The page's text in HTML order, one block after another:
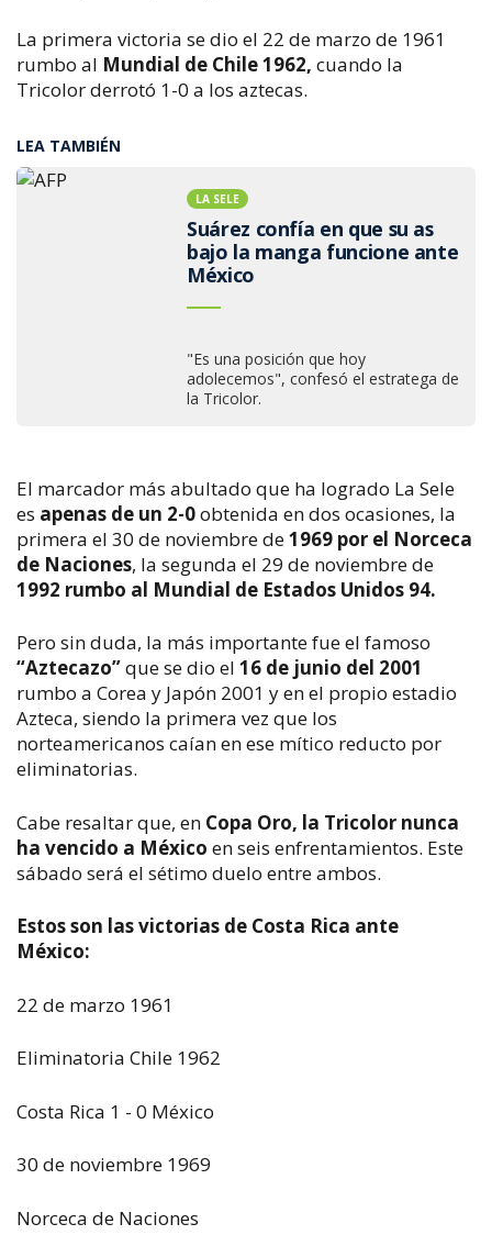
La primera victoria se dio el 22 de marzo de 1961
rumbo al Mundial de Chile 1962, cuando la
Tricolor derrotó 1-0 a los aztecas.
LEA TAMBIÉN
LA SELE
Suárez confía en que su as
bajo la manga funcione ante
México
"Es una posición que hoy
adolecemos", confesó el estratega de
la Tricolor.
El marcador más abultado que ha logrado La Sele
es apenas de un 2-0obtenida en dos ocasiones, la
primera el 30 de noviembre de1969 por el Norceca
de Naciones, la segunda el 29 de noviembre de
1992 rumbo al Mundial de Estados Unidos 94.
Pero sin duda, la más importante fue el famoso
“Aztecazo”que se dio el 16 de junio del 2001
rumbo a Corea y Japón 2001 y en el propio estadio
Azteca, siendo la primera vez que los
norteamericanos caían en ese mítico reducto por
eliminatorias.
Cabe resaltar que, en Copa Oro, la Tricolor nunca
ha vencido a México en seis enfrentamientos. Este
sábado será el sétimo duelo entre ambos.
Estos son las victorias de Costa Rica ante
México:
22 de marzo 1961
Eliminatoria Chile 1962
Costa Rica 1 - 0 México
30 de noviembre 1969
Norceca de Naciones